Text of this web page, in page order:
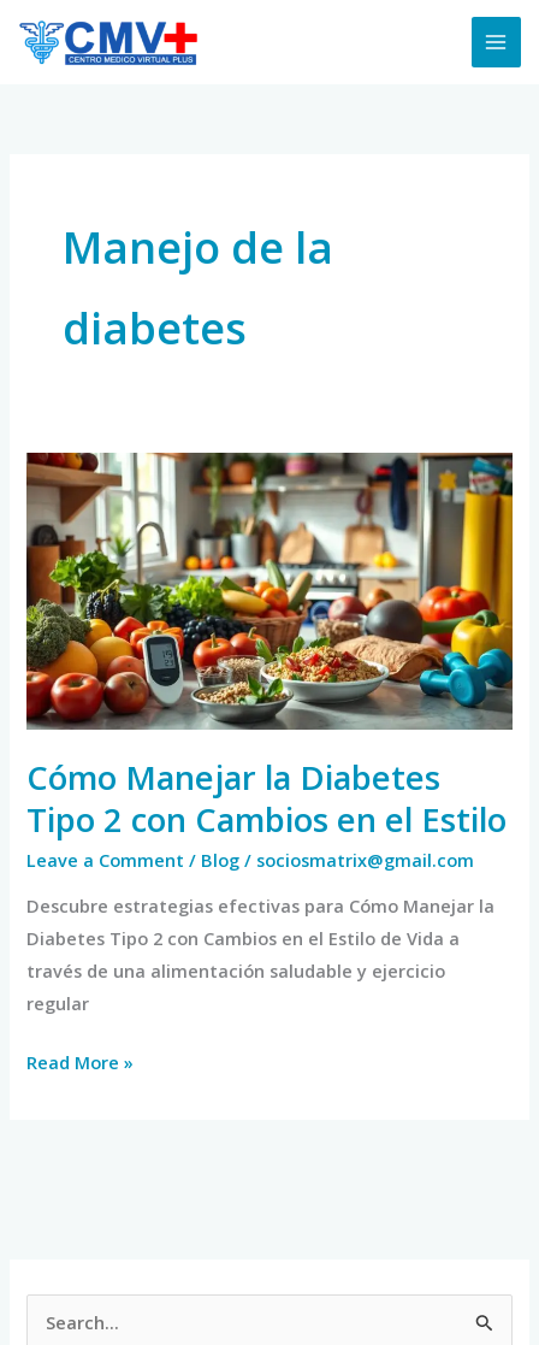
Manejo de la
diabetes
Cómo Manejar la Diabetes
Tipo 2 con Cambios en el Estilo
Leave a Comment / Blog / sociosmatrix@gmail.com
Descubre estrategias efectivas para Cómo Manejar la
Diabetes Tipo 2 con Cambios en el Estilo de Vida a
través de una alimentación saludable y ejercicio
regular
Cómo
Manejar
la
Diabetes
Tipo
2
con
Cambios
en
Estilo
Read More »